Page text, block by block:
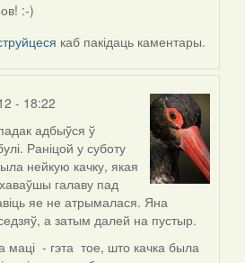
:-)
каб пакідаць каментары.
- 18:22
адбыўся ў
Раніцой у суботу
нейкую качку, якая
галаву пад
яе не атрымалася. Яна
а затым далей на пустыр.
маці - гэта тое, што качка была